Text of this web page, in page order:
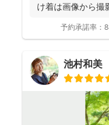
け着は画像から撮
予約承諾率：
池村和美